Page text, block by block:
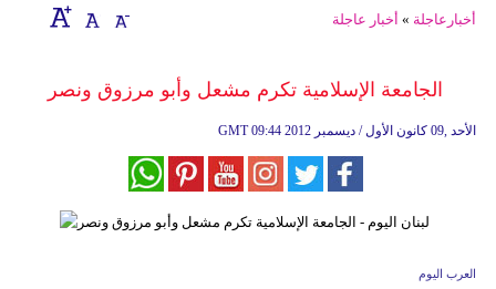
إقتصاد
وموسيقى
وتغذية
أخبارعاجلة » أخبار عاجلة
الجامعة الإسلامية تكرم مشعل وأبو مرزوق ونصر
GMT 09:44 2012 الأحد ,09 كانون الأول / ديسمبر
العرب اليوم